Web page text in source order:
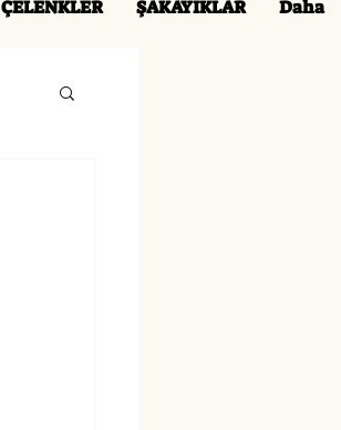
ÇELENKLER ŞAKAYIKLAR Daha